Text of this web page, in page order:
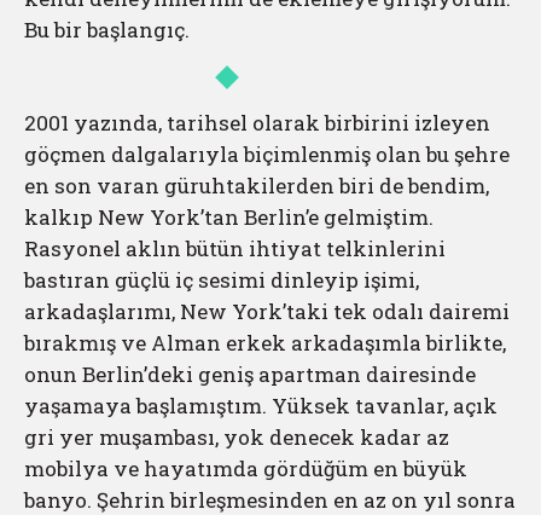
Bu bir başlangıç.
2001 yazında, tarihsel olarak birbirini izleyen
göçmen dalgalarıyla biçimlenmiş olan bu şehre
en son varan güruhtakilerden biri de bendim,
kalkıp New York’tan Berlin’e gelmiştim.
Rasyonel aklın bütün ihtiyat telkinlerini
bastıran güçlü iç sesimi dinleyip işimi,
arkadaşlarımı, New York’taki tek odalı dairemi
bırakmış ve Alman erkek arkadaşımla birlikte,
onun Berlin’deki geniş apartman dairesinde
yaşamaya başlamıştım. Yüksek tavanlar, açık
gri yer muşambası, yok denecek kadar az
mobilya ve hayatımda gördüğüm en büyük
banyo. Şehrin birleşmesinden en az on yıl sonra